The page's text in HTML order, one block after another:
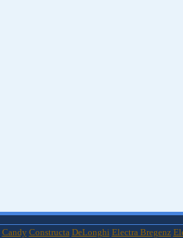
Candy Constructa DeLonghi Electra Bregenz